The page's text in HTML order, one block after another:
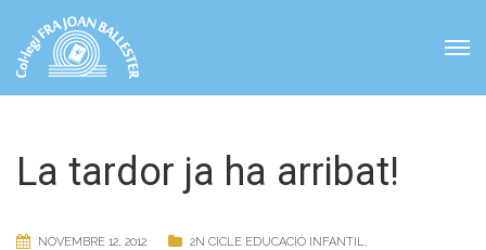
La tardor ja ha arribat!
NOVEMBRE 12, 2012 2N CICLE EDUCACIÓ INFANTIL,